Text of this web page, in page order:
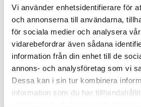
Vi använder enhetsidentifierare för
och annonserna till användarna,
för sociala medier och analysera
vidarebefordrar även sådana
information från din enhet till de
annons- och analysföretag som vi
Dessa kan i sin tur kombinera
information som du har
Spröjsbredd
25mm
Färg gummilist
Svart alt. grå
Spårskena
TS3 - Låg spårskena